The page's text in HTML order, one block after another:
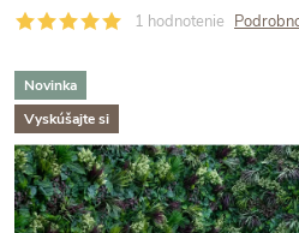
1 hodnotenie
Novinka
Vyskúšajte si